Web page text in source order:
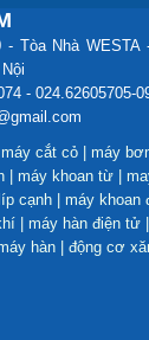
Nhà WESTA
- 024.62605705-
máy cắt cỏ | máy
| máy khoan từ |
cạnh | máy khoan
| máy hàn điện tử |
hàn | động cơ